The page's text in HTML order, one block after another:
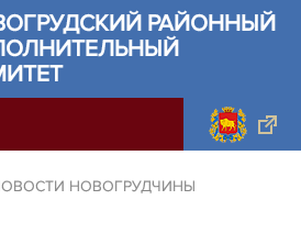
РАЙОННЫЙ
НОВОГРУДЧИНЫ